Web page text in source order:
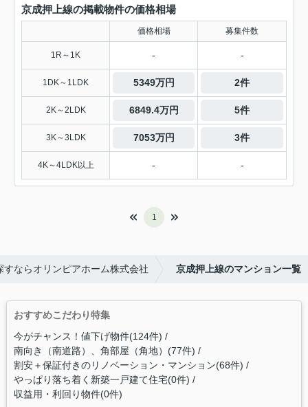
京成押上線の掲載物件の価格相場
価格相場 募集件数
1R～1K - -
1DK～1LDK 5349万円 2件
2K～2LDK 6849.4万円 5件
3K～3LDK 7053万円 3件
4K～4LDK以上 - -
1
ならオリンピアホーム株式会社 京成押上線のマンション一覧
おすすめこだわり特集
今がチャンス！値下げ物件(124件)
南向き（南道路）、角部屋（角地）(77件)
割安＋保証付きのリノベーション・マンション(68件)
やっぱり落ち着く新築一戸建て住宅(0件)
収益用・利回り物件(0件)